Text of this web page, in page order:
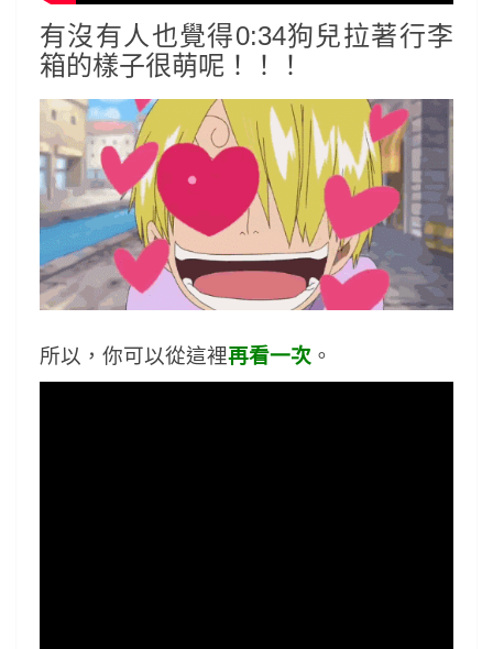
有沒有人也覺得0:34狗兒拉著行李
箱的樣子很萌呢！！！
所以，你可以從這裡再看一次 。